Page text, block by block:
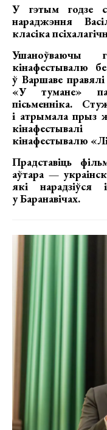
У гэтым годзе
нараджэння
класіка
Ушаноўваючы
кінафестывалю
ў Варшаве
«У тумане»
пісьменніка.
і атрымала прыз
кінафестывалю
Прадставіць
аўтара —
які нарадзіўся
у Баранавічах.